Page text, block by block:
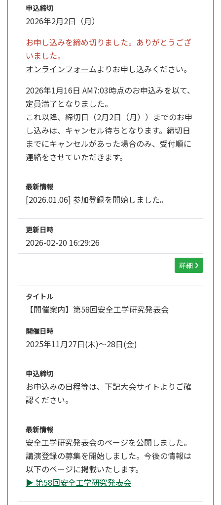
申込締切
2026年2月2日（月）
お申し込みを締め切りました。ありがとうござ
いました。
オンラインフォームよりお申し込みください。
2026年1月16日 AM7:03時点のお申込みを以て、
定員満了となりました。
これ以降、締切日（2月2日（月））までのお申
し込みは、キャンセル待ちとなります。締切日
までにキャンセルがあった場合のみ、受付順に
連絡をさせていただきます。
最新情報
[2026.01.06] 参加登録を開始しました。
更新日時
2026-02-20 16:29:26
詳細
タイトル
【開催案内】第58回安全工学研究発表会
開催日時
2025年11月27日(木)～28日(金)
申込締切
お申込みの日程等は、 下記大会サイトよりご確
認ください。
最新情報
安全工学研究発表会のページを公開しました。
講演登録の募集を開始しました。今後の情報は
以下のページに掲載いたします。
▶ 第58回安全工学研究発表会